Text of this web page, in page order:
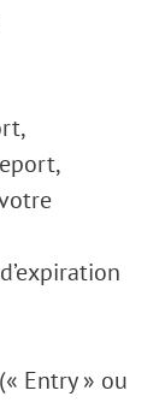
Entry » ou